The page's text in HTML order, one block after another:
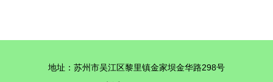
地址：苏州市吴江区黎里镇金家坝金华路298号